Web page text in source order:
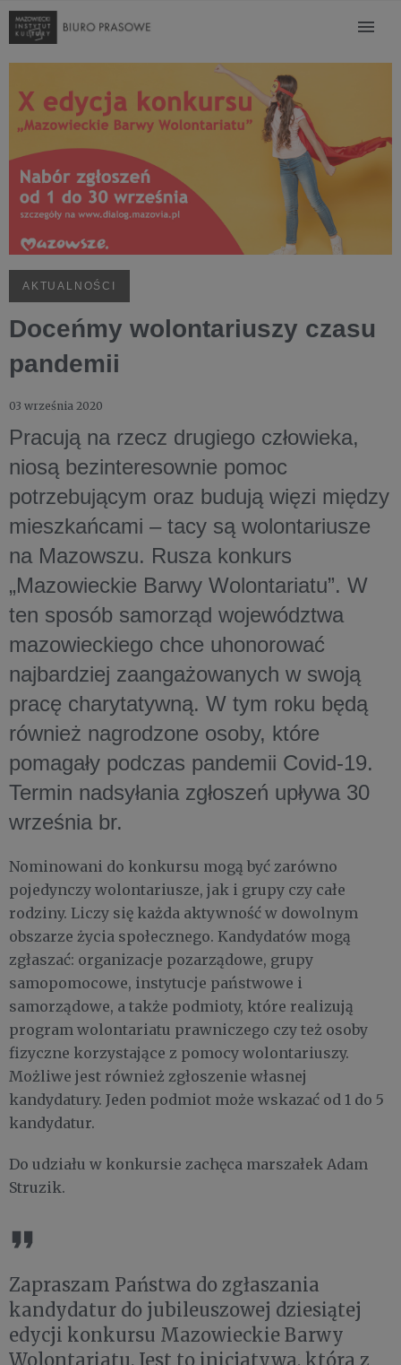
AKTUALNOŚCI
Doceńmy wolontariuszy czasu
pandemii
03 września 2020
Pracują na rzecz drugiego człowieka,
niosą bezinteresownie pomoc
potrzebującym oraz budują więzi między
mieszkańcami – tacy są wolontariusze
na Mazowszu. Rusza konkurs
„Mazowieckie Barwy Wolontariatu”. W
ten sposób samorząd województwa
mazowieckiego chce uhonorować
najbardziej zaangażowanych w swoją
pracę charytatywną. W tym roku będą
również nagrodzone osoby, które
pomagały podczas pandemii Covid-19.
Termin nadsyłania zgłoszeń upływa 30
września br.
Nominowani do konkursu mogą być zarówno
pojedynczy wolontariusze, jak i grupy czy całe
rodziny. Liczy się każda aktywność w dowolnym
obszarze życia społecznego. Kandydatów mogą
zgłaszać: organizacje pozarządowe, grupy
samopomocowe, instytucje państwowe i
samorządowe, a także podmioty, które realizują
program wolontariatu prawniczego czy też osoby
fizyczne korzystające z pomocy wolontariuszy.
Możliwe jest również zgłoszenie własnej
kandydatury. Jeden podmiot może wskazać od 1 do 5
kandydatur.
Do udziału w konkursie zachęca marszałek Adam
Struzik.
Zapraszam Państwa do zgłaszania
kandydatur do jubileuszowej dziesiątej
edycji konkursu Mazowieckie Barwy
Wolontariatu. Jest to inicjatywa, która z